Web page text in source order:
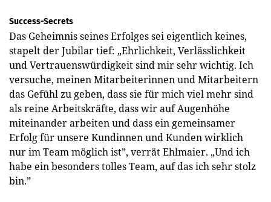
Success-Secrets
Das Geheimnis seines Erfolges sei eigentlich keines,
stapelt der Jubilar tief: „Ehrlichkeit, Verlässlichkeit
und Vertrauenswürdigkeit sind mir sehr wichtig. Ich
versuche, meinen Mitarbeiterinnen und Mitarbeitern
das Gefühl zu geben, dass sie für mich viel mehr sind
als reine Arbeitskräfte, dass wir auf Augenhöhe
miteinander arbeiten und dass ein gemeinsamer
Erfolg für unsere Kundinnen und Kunden wirklich
nur im Team möglich ist”, verrät Ehlmaier. „Und ich
habe ein besonders tolles Team, auf das ich sehr stolz
bin.”